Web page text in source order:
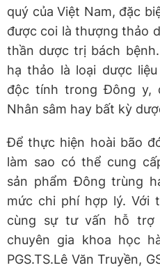
quý của Việt Nam, đặc
được coi là thượng thảo
thần dược trị bách
hạ thảo là loại dược
độc tính trong Đông y,
Nhân sâm hay bất kỳ
Để thực hiện hoài bão
làm sao có thể cung
sản phẩm Đông trùng
mức chi phí hợp lý. Với
cùng sự tư vấn hỗ trợ
chuyên gia khoa học
PGS.TS.Lê Văn Truyền,